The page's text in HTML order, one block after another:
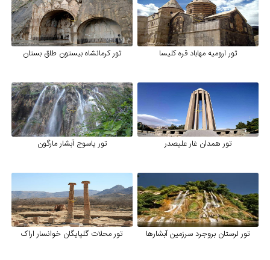
تور ارومیه مهاباد قره کلیسا تور کرمانشاه بیستون طاق بستان
تور همدان غار علیصدر تور یاسوج آبشار مارگون
تور لرستان بروجرد سرزمین آبشارها تور محلات گلپایگان خوانسار اراک